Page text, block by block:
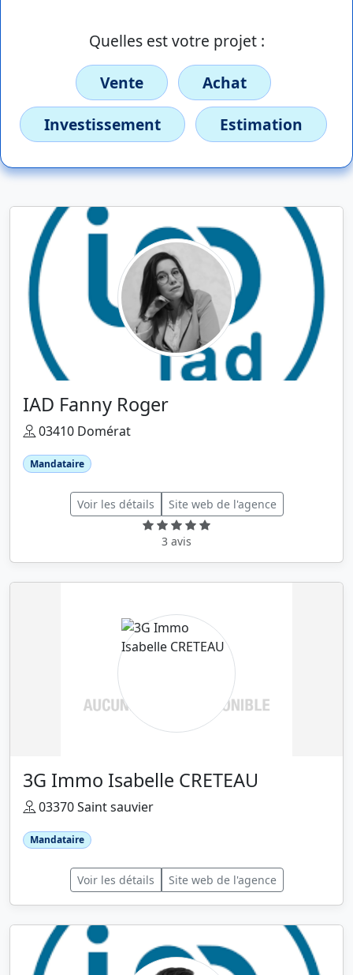
Quelles est votre projet :
Vente
Achat
Investissement
Estimation
IAD Fanny Roger
03410 Domérat
Mandataire
Voir les détails Site web de l'agence
3 avis
3G Immo Isabelle CRETEAU
03370 Saint sauvier
Mandataire
Voir les détails Site web de l'agence